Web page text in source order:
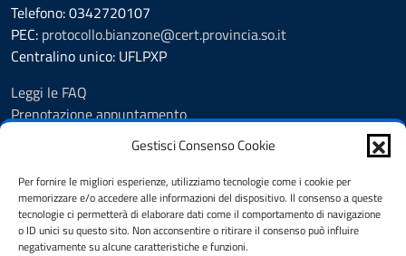
Gestisci Consenso Cookie
Per fornire le migliori esperienze, utilizziamo tecnologie come i cookie per
memorizzare e/o accedere alle informazioni del dispositivo. Il consenso a queste
tecnologie ci permetterà di elaborare dati come il comportamento di navigazione
o ID unici su questo sito. Non acconsentire o ritirare il consenso può influire
negativamente su alcune caratteristiche e funzioni.
Telefono: 0342720107
PEC: protocollo.bianzone@cert.provincia.so.it
Centralino unico: UFLPXP
Leggi le FAQ
Prenotazione appuntamento
Segnalazione disservizio
Richiesta assistenza
Pubblicità legale
Albo Pretorio
Amministrazione trasparente